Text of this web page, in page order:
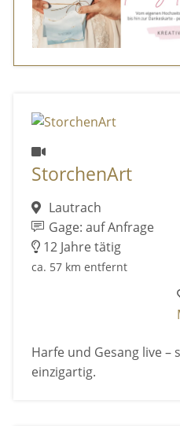
StorchenArt
Lautrach
Gage: auf Anfrage
12 Jahre tätig
ca. 57 km entfernt
Harfe und Gesang live
einzigartig.